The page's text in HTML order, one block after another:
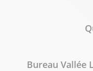
Bureau Vallée